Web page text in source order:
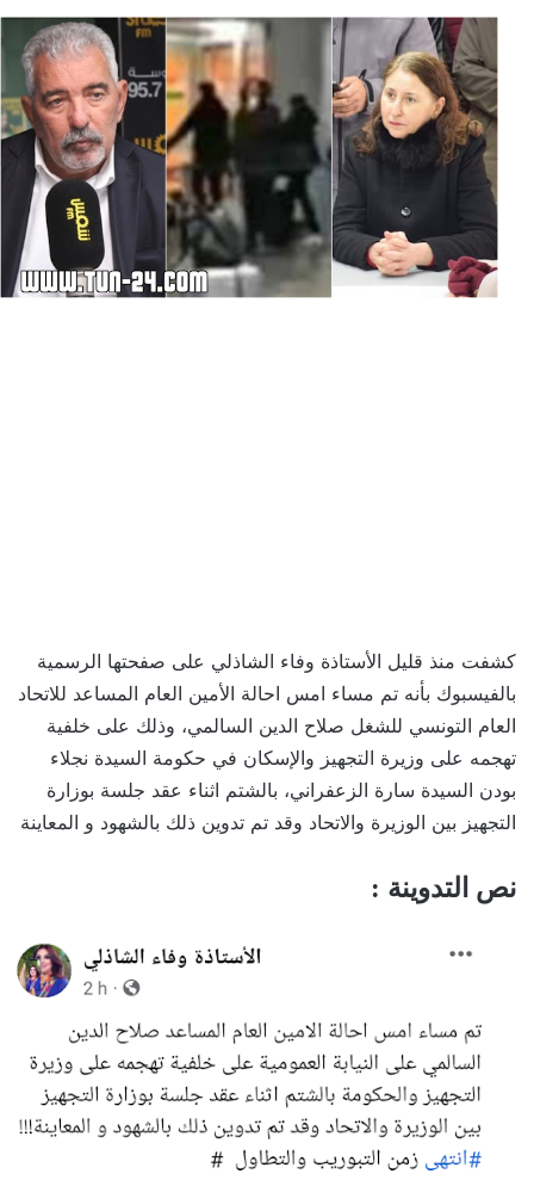
كشفت منذ قليل الأستاذة وفاء الشاذلي على صفحتها الرسمية
بالفيسبوك بأنه تم مساء امس احالة الأمين العام المساعد للاتحاد
العام التونسي للشغل صلاح الدين السالمي، وذلك على خلفية
تهجمه على وزيرة التجهيز والإسكان في حكومة السيدة نجلاء
بودن السيدة سارة الزعفراني، بالشتم اثناء عقد جلسة بوزارة
التجهيز بين الوزيرة والاتحاد وقد تم تدوين ذلك بالشهود و المعاينة
نص التدوينة :